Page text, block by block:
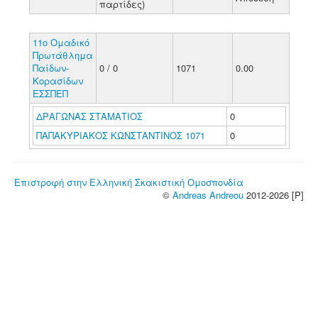
παρτίδες)
11ο Ομαδικό
Πρωτάθλημα
Παίδων-
Κορασίδων
ΕΣΣΠΕΠ
0 / 0 1071 0.00
ΔΡΑΓΩΝΑΣ ΣΤΑΜΑΤΙΟΣ
0
ΠΑΠΑΚΥΡΙΑΚΟΣ ΚΩΝΣΤΑΝΤΙΝΟΣ 1071
0
Επιστροφή στην Ελληνική Σκακιστική Ομοσπονδία
© Andreas Andreou 2012-2026 [P]